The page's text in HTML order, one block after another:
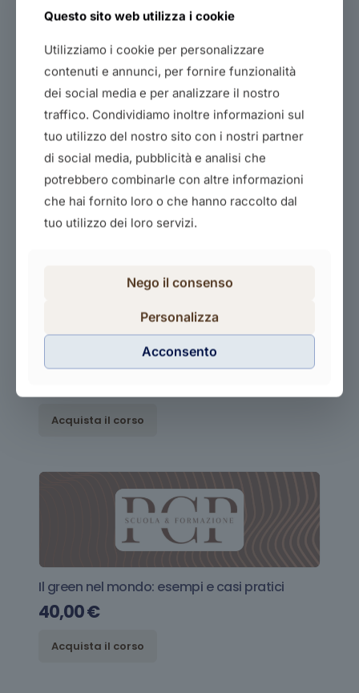
Il futuro del commercio al dettaglio
60,00€
Acquista il corso
Il greenwashing cos’e’ e come riconoscerlo
Acquista il corso
Il green nel mondo: esempi e casi pratici
40,00€
Acquista il corso
Questo sito web utilizza i cookie
Utilizziamo i cookie per personalizzare
contenuti e annunci, per fornire funzionalità
dei social media e per analizzare il nostro
traffico. Condividiamo inoltre informazioni sul
tuo utilizzo del nostro sito con i nostri partner
di social media, pubblicità e analisi che
potrebbero combinarle con altre informazioni
che hai fornito loro o che hanno raccolto dal
tuo utilizzo dei loro servizi.
Nego il consenso
Personalizza
Acconsento